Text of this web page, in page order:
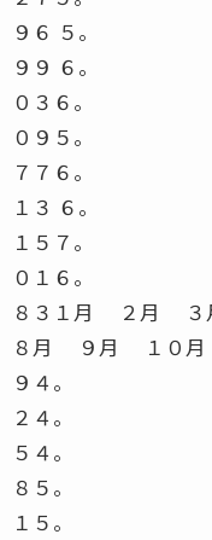
９６ ５。
９９ ６。
０３６。
０９５。
７７６。
１３ ６。
１５７。
０１６。
８３１月 ２月
８月 ９月 １０
９４。
２４。
５４。
８５。
１５。